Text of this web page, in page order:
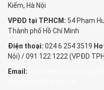
Kiếm, Hà Nội
VPĐD tại TP.HCM: 54 Phạm
Thành phố Hồ Chí Minh
Điện thoại: 024 6 254 3519
Nội) / 091 122 1222 (VPĐD
Email: